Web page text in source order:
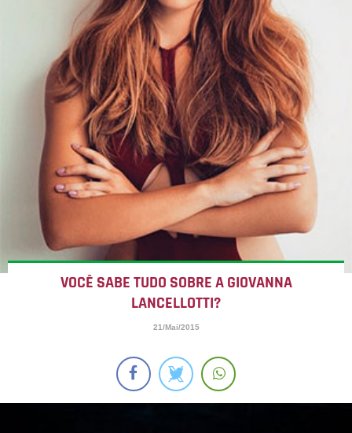
VOCÊ SABE TUDO SOBRE A GIOVANNA
LANCELLOTTI?
21/Mai/2015